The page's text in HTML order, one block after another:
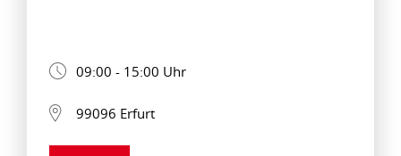
09:00 - 15:00 Uhr
99096 Erfurt